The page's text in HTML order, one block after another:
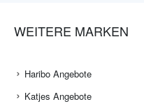
WEITERE MARKEN
Haribo Angebote
Katjes Angebote